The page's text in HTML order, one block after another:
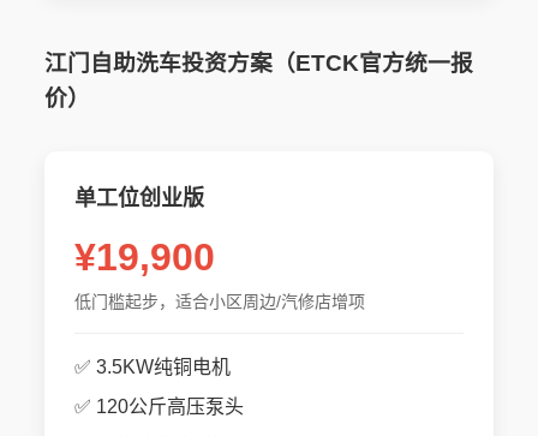
江门自助洗车投资方案（ETCK官方统一报
价）
单工位创业版
¥19,900
低门槛起步，适合小区周边/汽修店增项
✅ 3.5KW纯铜电机
✅ 120公斤高压泵头